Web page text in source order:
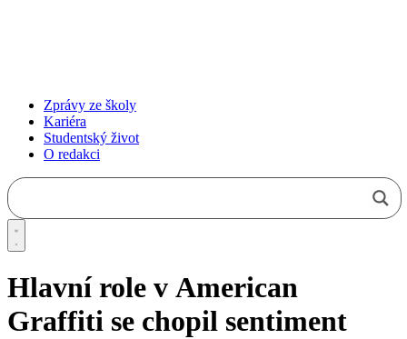
Zprávy ze školy
Kariéra
Studentský život
O redakci
Hlavní role v American
Graffiti se chopil sentiment